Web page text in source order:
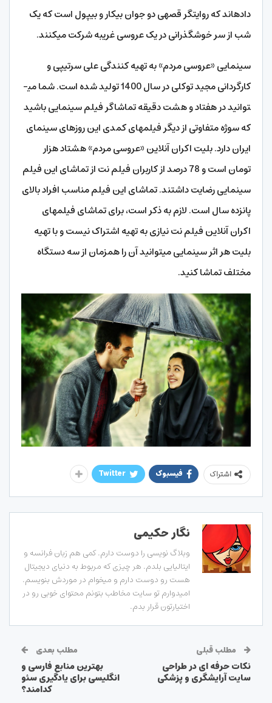
داده­اند که روایتگر قصه­ی دو جوان بی­کار و بی­پول است که یک
شب از سر خوشگذرانی در یک عروسی غریبه شرکت می­کنند.
سینمایی «عروسی مردم» به تهیه کنندگی علی سرتیپی و
کارگردانی مجید توکلی در سال 1400 تولید شده است. شما می­
توانید در هفتاد و هشت دقیقه تماشاگر فیلم سینمایی باشید
که سوژه متفاوتی از دیگر فیلم­های ­کمدی این روزهای سینمای
ایران دارد. بلیت اکران آنلاین «عروسی مردم» هشتاد هزار
تومان است و 78 درصد از کاربران فیلم نت از تماشای این فیلم
سینمایی رضایت داشتند. تماشای این فیلم مناسب افراد بالای
پانزده سال است. لازم به ذکر است، برای تماشای فیلم­های
اکران آنلاین فیلم نت نیازی به تهیه اشتراک نیست و با تهیه
بلیت هر اثر سینمایی می­توانید آن را همزمان از سه دستگاه
مختلف تماشا کنید.
اشتراک فیسبوک Twitter
نگار حکیمی
وبلاگ نویسی را دوست دارم. کمی هم زبان فرانسه و
ایتالیایی بلدم. هر چیزی که مربوط به دنیای دیجیتال
هست رو دوست دارم و میخوام در موردش بنویسم.
امیدوارم تو سایت مخاطب بتونم محتوای خوبی رو در
اختیارتون قرار بدم.
مطلب قبلی
نکات حرفه ای در طراحی
سایت آرایشگری و پزشکی
مطلب بعدی
بهترین منابع فارسی و
انگلیسی برای یادگیری سئو
کدامند؟